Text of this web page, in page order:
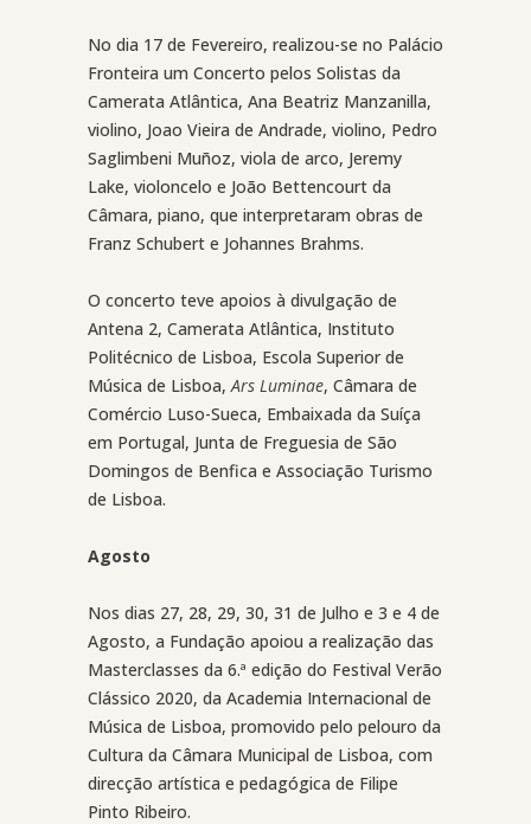
No dia 17 de Fevereiro, realizou-se no Palácio
Fronteira um Concerto pelos Solistas da
Camerata Atlântica, Ana Beatriz Manzanilla,
violino, Joao Vieira de Andrade, violino, Pedro
Saglimbeni Muñoz, viola de arco, Jeremy
Lake, violoncelo e João Bettencourt da
Câmara, piano, que interpretaram obras de
Franz Schubert e Johannes Brahms.
O concerto teve apoios à divulgação de
Antena 2, Camerata Atlântica, Instituto
Politécnico de Lisboa, Escola Superior de
Música de Lisboa,Ars Luminae, Câmara de
Comércio Luso-Sueca, Embaixada da Suíça
em Portugal, Junta de Freguesia de São
Domingos de Benfica e Associação Turismo
de Lisboa.
Agosto
Nos dias 27, 28, 29, 30, 31 de Julho e 3 e 4 de
Agosto, a Fundação apoiou a realização das
Masterclasses da 6.ª edição do Festival Verão
Clássico 2020, da Academia Internacional de
Música de Lisboa, promovido pelo pelouro da
Cultura da Câmara Municipal de Lisboa, com
direcção artística e pedagógica de Filipe
Pinto Ribeiro.